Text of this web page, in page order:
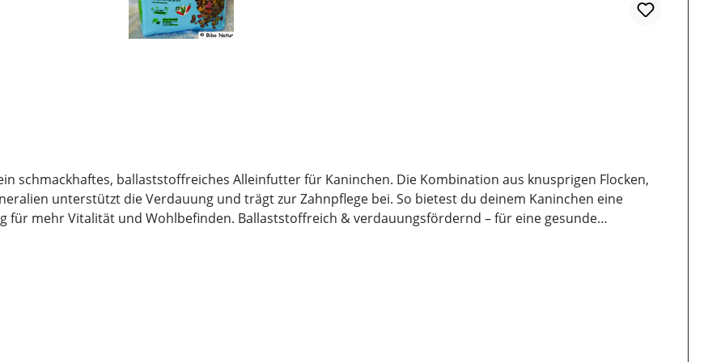
schmackhaftes, ballaststoffreiches Alleinfutter für Kaninchen. Die Kombination aus knusprigen Flocken,
unterstützt die Verdauung und trägt zur Zahnpflege bei. So bietest du deinem Kaninchen eine
Ballaststoffreich & verdauungsfördernd – für eine gesunde